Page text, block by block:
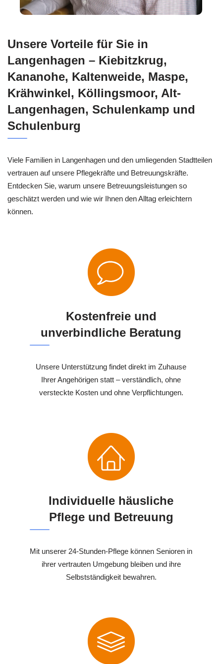
Unsere Vorteile für Sie in
Langenhagen – Kiebitzkrug,
Kananohe, Kaltenweide, Maspe,
Krähwinkel, Köllingsmoor, Alt-
Langenhagen, Schulenkamp und
Schulenburg
Viele Familien in Langenhagen und den umliegenden Stadtteilen
vertrauen auf unsere Pflegekräfte und Betreuungskräfte.
Entdecken Sie, warum unsere Betreuungsleistungen so
geschätzt werden und wie wir Ihnen den Alltag erleichtern
können.
Kostenfreie und
unverbindliche Beratung
Unsere Unterstützung findet direkt im Zuhause
Ihrer Angehörigen statt – verständlich, ohne
versteckte Kosten und ohne Verpflichtungen.
Individuelle häusliche
Pflege und Betreuung
Mit unserer 24-Stunden-Pflege können Senioren in
ihrer vertrauten Umgebung bleiben und ihre
Selbstständigkeit bewahren.